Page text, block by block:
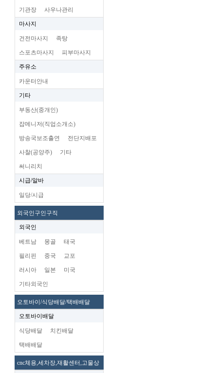
기관장 사우나관리
마사지
건전마사지 족탕
스포츠마사지 피부마사지
주유소
카운터안내
기타
부동산(중개인)
잡메니저(직업소개소)
방송국보조출연 전단지배포
사찰(공양주) 기타
써니리치
시급/알바
일당/시급
외국인구인구직
외국인
베트남 몽골 태국
필리핀 중국 교포
러시아 일본 미국
기타외국인
오토바이/식당배달/택배배달
오토바이배달
식당배달 치킨배달
택배배달
cnc체용,세차장,재활센터,고물상